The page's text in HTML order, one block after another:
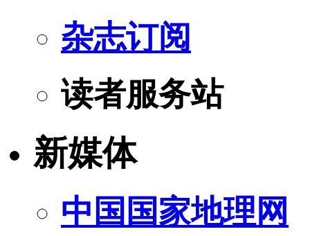
杂志订阅
读者服务站
新媒体
中国国家地理网